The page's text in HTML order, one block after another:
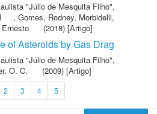
"Júlio de Mesquita Filho",
, Gomes, Rodney, Morbidelli,
(2018) [Artigo]
of Asteroids by Gas Drag
"Júlio de Mesquita Filho",
O. C. (2009) [Artigo]
2 3 4 5